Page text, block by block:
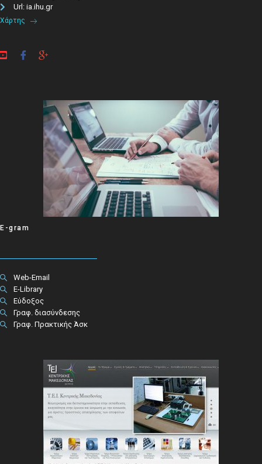
Url: ia.ihu.gr
Χάρτης
E-gram
Web-Email
E-Library
Εύδοξος
Γραφ. διασύνδεσης
Γραφ. Πρακτικής Άσκ